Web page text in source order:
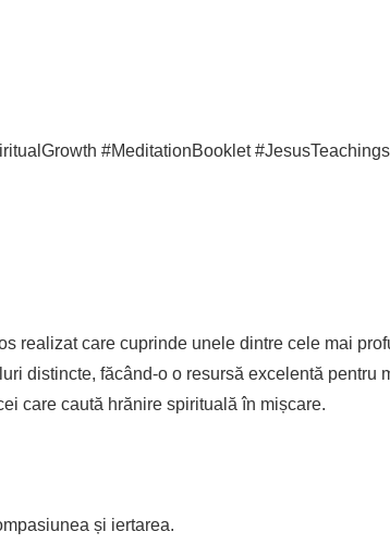
#MeditationBooklet
realizat care cuprinde unele dintre cele mai
distincte, făcând-o o resursă excelentă pentru
care caută hrănire spirituală în mișcare.
și iertarea.